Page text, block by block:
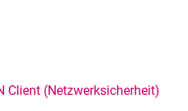
Client (Netzwerksicherheit)